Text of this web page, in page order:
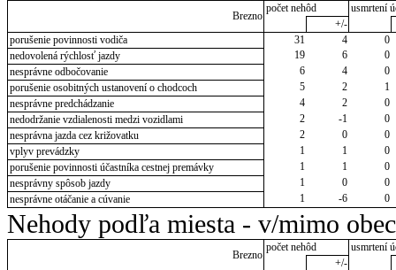
Brezno
počet nehôd
usmrtení
+/-
porušenie povinnosti vodiča
31 4
0
nedovolená rýchlosť jazdy
19 6
0
nesprávne odbočovanie
6 4
0
porušenie osobitných ustanovení o chodcoch
5 2
1
nesprávne predchádzanie
4 2
0
nedodržanie vzdialenosti medzi vozidlami
2 -1
0
nesprávna jazda cez križovatku
2 0
0
vplyv prevádzky
1 1
0
porušenie povinnosti účastníka cestnej premávky
1 1
0
nesprávny spôsob jazdy
1 0
0
nesprávne otáčanie a cúvanie
1 -6 0
Nehody podľa miesta - v/mimo obec
Brezno
počet nehôd
usmrtení
+/-